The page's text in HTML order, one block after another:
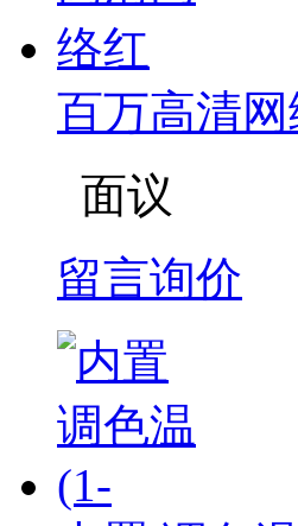
百万高清网
面议
留言询价